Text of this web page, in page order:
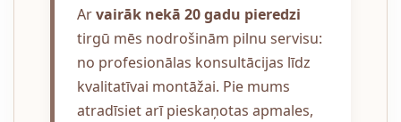
Arvairāk nekā 20 gadu pieredzi
tirgū mēs nodrošinām pilnu servisu:
no profesionālas konsultācijas līdz
kvalitatīvai montāžai. Pie mums
atradīsiet arī pieskaņotas apmales,